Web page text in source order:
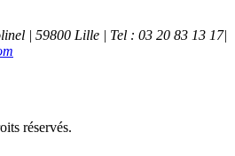
| 59800 Lille | Tel : 03 20 83 13 17|
réservés.